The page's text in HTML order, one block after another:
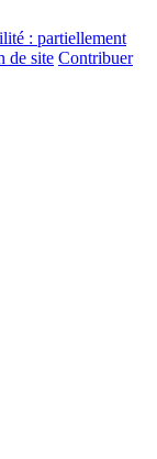
: partiellement
de site Contribuer